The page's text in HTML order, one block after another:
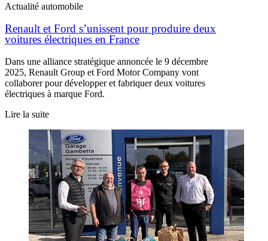
Actualité automobile
Renault et Ford s’unissent pour produire deux
voitures électriques en France
Dans une alliance stratégique annoncée le 9 décembre
2025, Renault Group et Ford Motor Company vont
collaborer pour développer et fabriquer deux voitures
électriques à marque Ford.
Lire la suite